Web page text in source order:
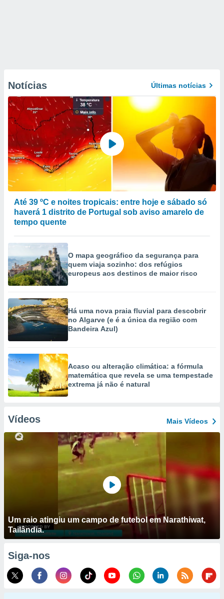
Notícias Últimas notícias
Até 39 ºC e noites tropicais: entre hoje e sábado só
haverá 1 distrito de Portugal sob aviso amarelo de
tempo quente
O mapa geográfico da segurança para
quem viaja sozinho: dos refúgios
europeus aos destinos de maior risco
Há uma nova praia fluvial para descobrir
no Algarve (e é a única da região com
Bandeira Azul)
Acaso ou alteração climática: a fórmula
matemática que revela se uma tempestade
extrema já não é natural
Vídeos Mais Vídeos
Um raio atingiu um campo de futebol em Narathiwat,
Tailândia.
Siga-nos